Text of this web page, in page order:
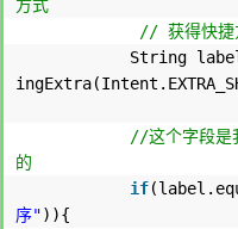
方式
// 获得快捷
String label =
//这个字段是
的
if
序")){